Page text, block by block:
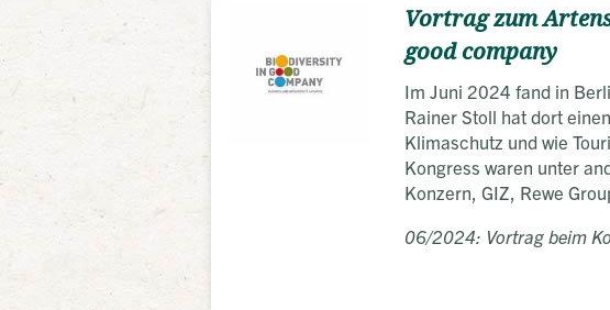
Vortrag zum
good company
Im Juni 2024 fand in
Rainer Stoll hat dort
Klimaschutz und wie
Kongress waren unter
Konzern, GIZ, Rewe
06/2024: Vortrag beim